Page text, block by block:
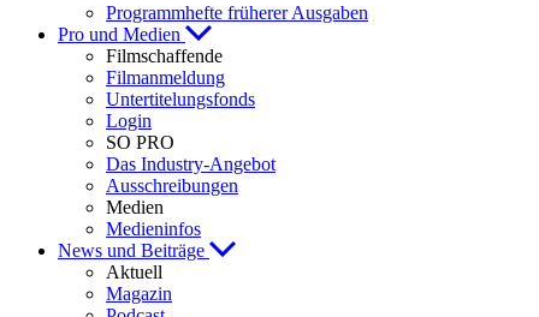
Programmhefte früherer Ausgaben
Pro und Medien
Filmschaffende
Filmanmeldung
Untertitelungsfonds
Login
SO PRO
Das Industry-Angebot
Ausschreibungen
Medien
Medieninfos
News und Beiträge
Aktuell
Magazin